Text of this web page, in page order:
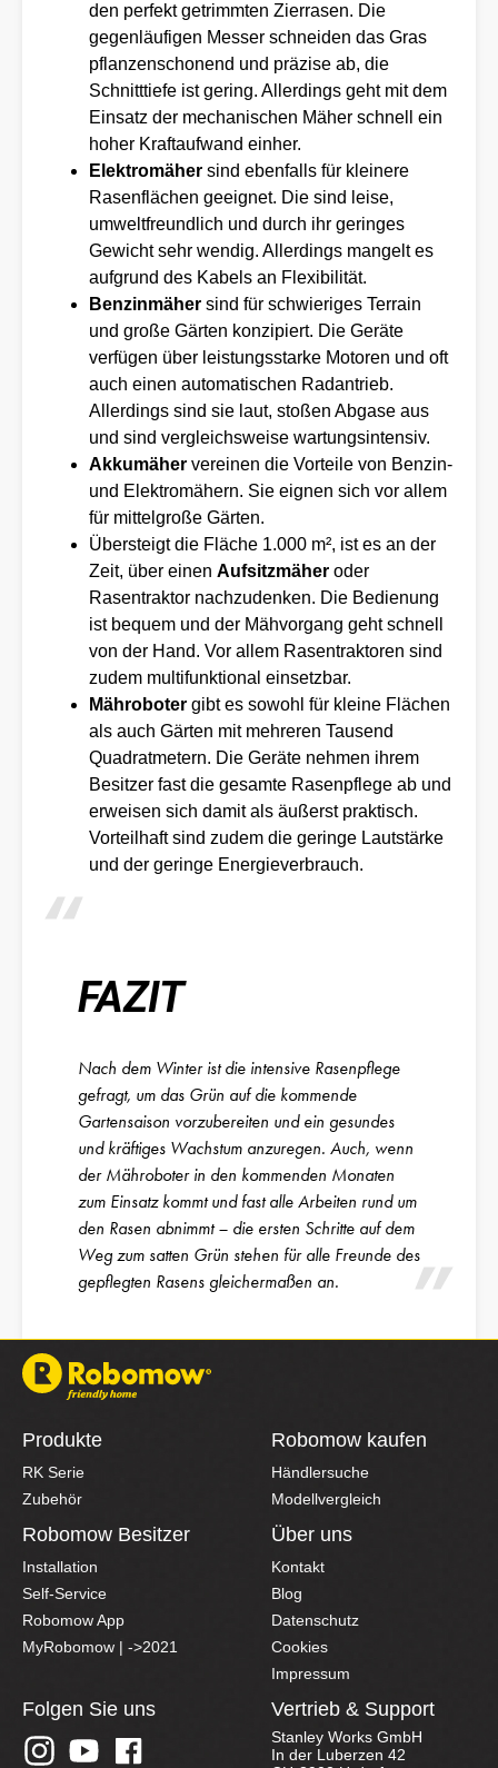
den perfekt getrimmten Zierrasen. Die
gegenläufigen Messer schneiden das Gras
pflanzenschonend und präzise ab, die
Schnitttiefe ist gering. Allerdings geht mit dem
Einsatz der mechanischen Mäher schnell ein
hoher Kraftaufwand einher.
Elektromäher sind ebenfalls für kleinere
Rasenflächen geeignet. Die sind leise,
umweltfreundlich und durch ihr geringes
Gewicht sehr wendig. Allerdings mangelt es
aufgrund des Kabels an Flexibilität.
Benzinmäher sind für schwieriges Terrain
und große Gärten konzipiert. Die Geräte
verfügen über leistungsstarke Motoren und oft
auch einen automatischen Radantrieb.
Allerdings sind sie laut, stoßen Abgase aus
und sind vergleichsweise wartungsintensiv.
Akkumäher vereinen die Vorteile von Benzin-
und Elektromähern. Sie eignen sich vor allem
für mittelgroße Gärten.
Übersteigt die Fläche 1.000 m², ist es an der
Zeit, über einen Aufsitzmäher oder
Rasentraktor nachzudenken. Die Bedienung
ist bequem und der Mähvorgang geht schnell
von der Hand. Vor allem Rasentraktoren sind
zudem multifunktional einsetzbar.
Mähroboter gibt es sowohl für kleine Flächen
als auch Gärten mit mehreren Tausend
Quadratmetern. Die Geräte nehmen ihrem
Besitzer fast die gesamte Rasenpflege ab und
erweisen sich damit als äußerst praktisch.
Vorteilhaft sind zudem die geringe Lautstärke
und der geringe Energieverbrauch.
FAZIT
Nach dem Winter ist die intensive Rasenpflege
gefragt, um das Grün auf die kommende
Gartensaison vorzubereiten und ein gesundes
und kräftiges Wachstum anzuregen. Auch, wenn
der Mähroboter in den kommenden Monaten
zum Einsatz kommt und fast alle Arbeiten rund um
den Rasen abnimmt – die ersten Schritte auf dem
Weg zum satten Grün stehen für alle Freunde des
gepflegten Rasens gleichermaßen an.
Produkte
RK Serie
Zubehör
Robomow kaufen
Händlersuche
Modellvergleich
Robomow Besitzer
Installation
Self-Service
Robomow App
MyRobomow | ->2021
Über uns
Kontakt
Blog
Datenschutz
Cookies
Impressum
Folgen Sie uns Vertrieb & Support
Stanley Works GmbH
In der Luberzen 42